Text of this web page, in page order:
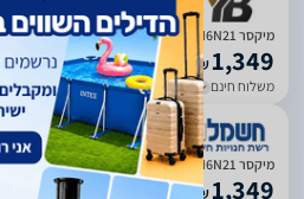
5
(
414
)
מיקסר Bosch MUM6N21 יבואן רשמי
₪1,349
משלוח חינם עד 7 ימי עסקים
4.51
(
1078
)
מיקסר Bosch MUM6N21 יבואן רשמי
₪1,349